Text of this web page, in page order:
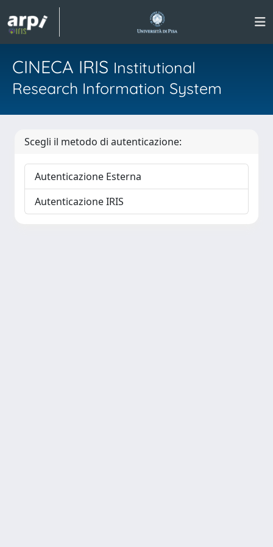
CINECA IRIS Institutional
Research Information System
Scegli il metodo di autenticazione:
Autenticazione Esterna
Autenticazione IRIS